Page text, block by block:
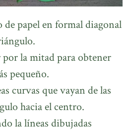
de papel en formal diagonal
por la mitad para obtener
pequeño.
curvas que vayan de las
hacia el centro.
la líneas dibujadas